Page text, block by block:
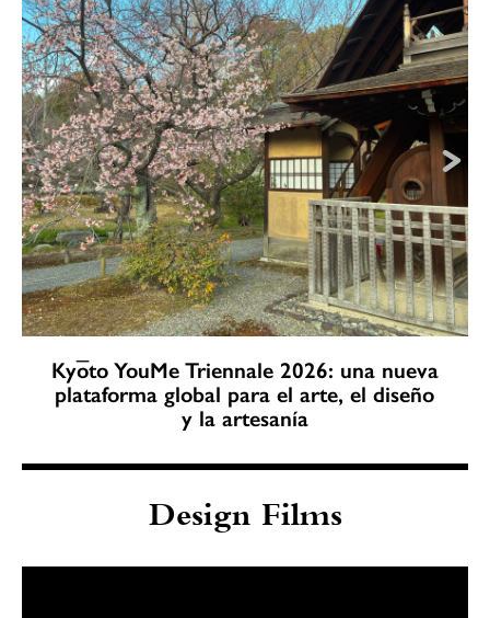
Kyōto YouMe Triennale 2026: una nueva
plataforma global para el arte, el diseño
y la artesanía
Design Films